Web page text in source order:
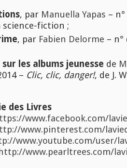
, par Manuella Yapas –
fiction ;
, par Fabien Delorme – n°
les albums jeunesse de
– Clic, clic, danger!, de J.
des Livres
www.facebook.com/
www.pinterest.com/
www.youtube.com/user/
http://www.pearltrees.com/